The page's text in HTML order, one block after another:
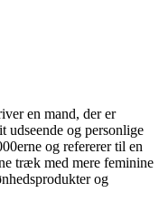
en mand, der er
udseende og personlige
og refererer til en
træk med mere feminine
og